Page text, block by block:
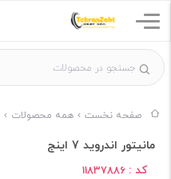
صفحه نخست همه محصولات
مانیتور اندروید 7 اینج
کد : 11837886